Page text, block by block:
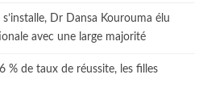
Dr Dansa Kourouma élu
avec une large majorité
% de taux de réussite, les filles